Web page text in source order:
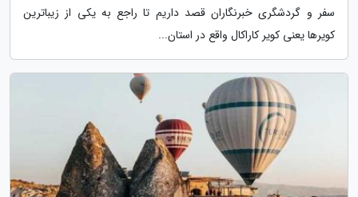
سفر و گردشگری خبرنگاران قصد داریم تا راجع به یکی از زیباترین
کویرها یعنی کویر کاراکال واقع در استان...